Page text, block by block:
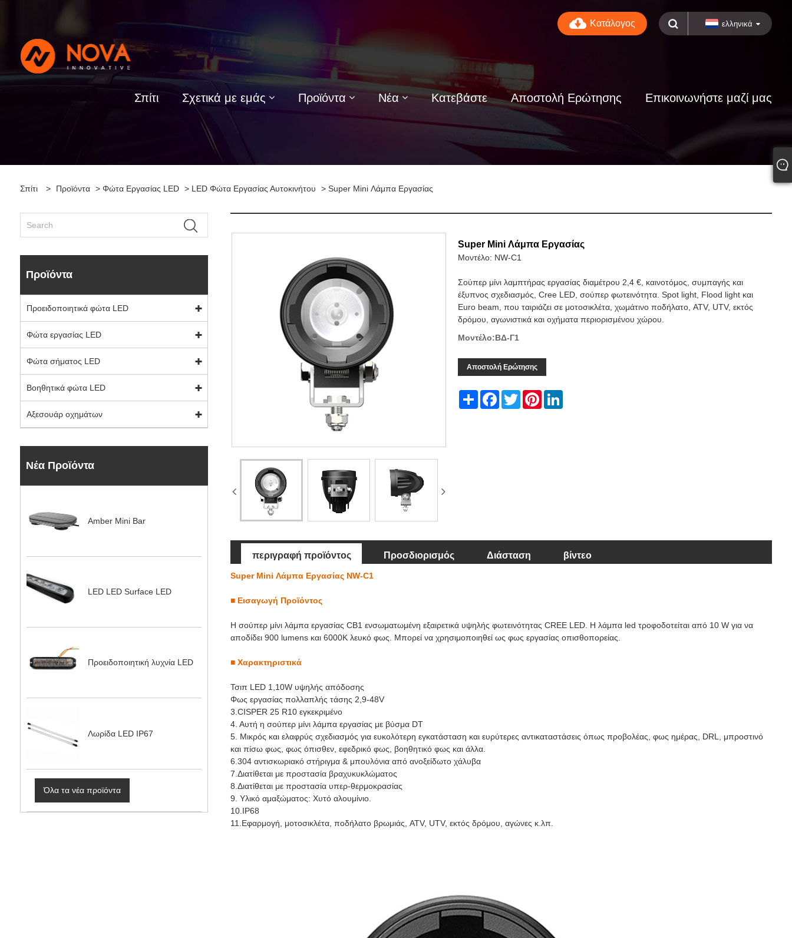
ελληνικά
Κατάλογος
Σπίτι Σχετικά με εμάς Προϊόντα Νέα Κατεβάστε Αποστολή Ερώτησης Επικοινωνήστε μαζί μας
Σπίτι > Προϊόντα > Φώτα Εργασίας LED > LED Φώτα Εργασίας Αυτοκινήτου > Super Mini Λάμπα Εργασίας
Προϊόντα
Προειδοποιητικά φώτα LED
Φώτα εργασίας LED
Φώτα σήματος LED
Βοηθητικά φώτα LED
Αξεσουάρ οχημάτων
Νέα Προϊόντα
Amber Mini Bar
LED LED Surface LED
Προειδοποιητική λυχνία LED
Λωρίδα LED IP67
Όλα τα νέα προϊόντα
Super Mini Λάμπα Εργασίας
Μοντέλο: NW-C1
Σούπερ μίνι λαμπτήρας εργασίας διαμέτρου 2,4 €, καινοτόμος, συμπαγής και
έξυπνος σχεδιασμός, Cree LED, σούπερ φωτεινότητα. Spot light, Flood light και
Euro beam, που ταιριάζει σε μοτοσικλέτα, χωμάτινο ποδήλατο, ATV, UTV, εκτός
δρόμου, αγωνιστικά και οχήματα περιορισμένου χώρου.
Μοντέλο:ΒΔ-Γ1
Αποστολή Ερώτησης
Share Facebook
TwitterPinterest
περιγραφή προϊόντος Προσδιορισμός Διάσταση βίντεο
Super Mini Λάμπα Εργασίας NW-C1
■ Εισαγωγή Προϊόντος
Η σούπερ μίνι λάμπα εργασίας CB1 ενσωματωμένη εξαιρετικά υψηλής φωτεινότητας CREE LED. Η λάμπα led τροφοδοτείται από 10 W για να
αποδίδει 900 lumens και 6000K λευκό φως. Μπορεί να χρησιμοποιηθεί ως φως εργασίας οπισθοπορείας.
■Χαρακτηριστικά
Τσιπ LED 1,10W υψηλής απόδοσης
Φως εργασίας πολλαπλής τάσης 2,9-48V
3.CISPER 25 R10 εγκεκριμένο
4. Αυτή η σούπερ μίνι λάμπα εργασίας με βύσμα DT
5. Μικρός και ελαφρύς σχεδιασμός για ευκολότερη εγκατάσταση και ευρύτερες αντικαταστάσεις όπως προβολέας, φως ημέρας, DRL, μπροστινό
και πίσω φως, φως όπισθεν, εφεδρικό φως, βοηθητικό φως και άλλα.
6.304 αντισκωριακό στήριγμα & μπουλόνια από ανοξείδωτο χάλυβα
7.Διατίθεται με προστασία βραχυκυκλώματος
8.Διατίθεται με προστασία υπερ-θερμοκρασίας
9. Υλικό αμαξώματος: Χυτό αλουμίνιο.
10.IP68
11.Εφαρμογή, μοτοσικλέτα, ποδήλατο βρωμιάς, ATV, UTV, εκτός δρόμου, αγώνες κ.λπ.